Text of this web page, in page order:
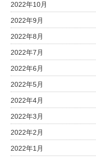
2022年10月
2022年9月
2022年8月
2022年7月
2022年6月
2022年5月
2022年4月
2022年3月
2022年2月
2022年1月